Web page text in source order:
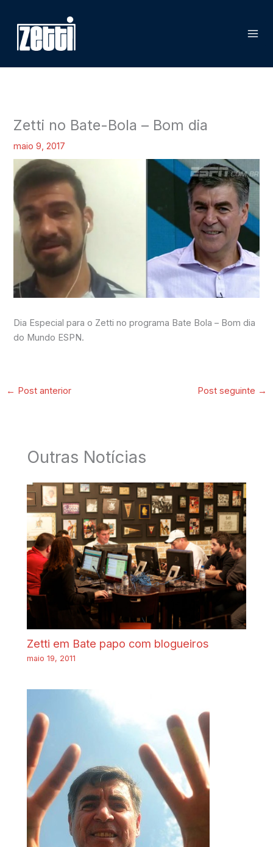
para
conteúdo
Zetti no Bate-Bola – Bom dia
maio 9, 2017
Dia Especial para o Zetti no programa Bate Bola – Bom dia
do Mundo ESPN.
← Post anterior Post seguinte →
Outras Notícias
Zetti em Bate papo com blogueiros
maio 19, 2011
e
a
r